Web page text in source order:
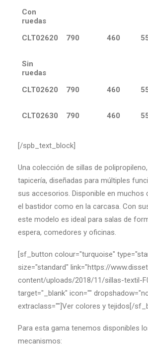
Con
ruedas
CLT02620
790 460
Sin
ruedas
CLT02620
790 460
CLT02630 790 460
[/spb_text_block]
Una colección de sillas de
tapicería, diseñadas para múltiples
sus accesorios. Disponible en muchos
el bastidor como en la carcasa. Con
este modelo es ideal para salas de
espera, comedores y oficinas.
[sf_button colour="turquoise"
size="standard" link="https://
content/uploads/2018/11/sillas-textil-
target="_blank" icon=""
extraclass=""]Ver colores y tejidos[/
Para esta gama tenemos disponibles
mecanismos: